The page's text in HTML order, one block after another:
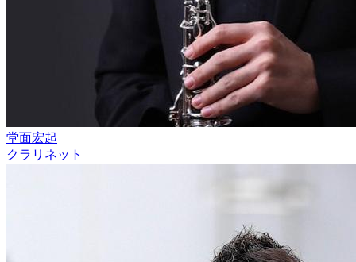
堂面宏起
クラリネット